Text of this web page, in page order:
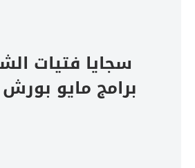
سجايا فتيات
برامج مايو